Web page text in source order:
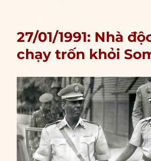
27/01/1991: Nhà
chạy trốn khỏi